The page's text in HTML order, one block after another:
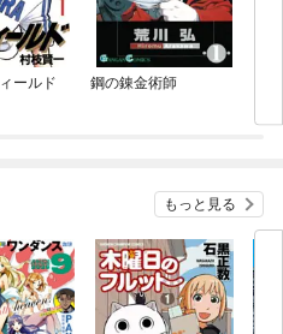
ールド 鋼の錬金術師
もっと見る